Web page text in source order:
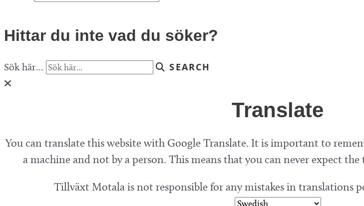
Hittar du inte vad du söker?
Sök här... SEARCH
Translate
You can translate this website with Google Translate. It is important to
a machine and not by a person. This means that you can never expect
Tillväxt Motala is not responsible for any mistakes in translations